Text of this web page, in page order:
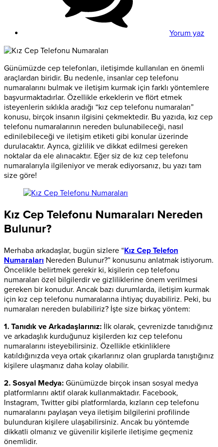
Yorum yaz
Günümüzde cep telefonları, iletişimde kullanılan en önemli
araçlardan biridir. Bu nedenle, insanlar cep telefonu
numaralarını bulmak ve iletişim kurmak için farklı yöntemlere
başvurmaktadırlar. Özellikle erkeklerin ve flört etmek
isteyenlerin sıklıkla aradığı “kız cep telefonu numaraları”
konusu, birçok insanın ilgisini çekmektedir. Bu yazıda, kız cep
telefonu numaralarının nereden bulunabileceği, nasıl
edinilebileceği ve iletişim etiketi gibi konular üzerinde
durulacaktır. Ayrıca, gizlilik ve dikkat edilmesi gereken
noktalar da ele alınacaktır. Eğer siz de kız cep telefonu
numaralarıyla ilgileniyor ve merak ediyorsanız, bu yazı tam
size göre!
Kız Cep Telefonu Numaraları Nereden
Bulunur?
Merhaba arkadaşlar, bugün sizlere “Kız Cep Telefon
Numaraları Nereden Bulunur?” konusunu anlatmak istiyorum.
Öncelikle belirtmek gerekir ki, kişilerin cep telefonu
numaraları özel bilgilerdir ve gizliliklerine önem verilmesi
gereken bir konudur. Ancak bazı durumlarda, iletişim kurmak
için kız cep telefonu numaralarına ihtiyaç duyabiliriz. Peki, bu
numaraları nereden bulabiliriz? İşte size birkaç yöntem:
1. Tanıdık ve Arkadaşlarınız: İlk olarak, çevrenizde tanıdığınız
ve arkadaşlık kurduğunuz kişilerden kız cep telefonu
numaralarını isteyebilirsiniz. Özellikle etkinliklere
katıldığınızda veya ortak çıkarlarınız olan gruplarda tanıştığınız
kişilere ulaşmanız daha kolay olabilir.
2. Sosyal Medya: Günümüzde birçok insan sosyal medya
platformlarını aktif olarak kullanmaktadır. Facebook,
Instagram, Twitter gibi platformlarda, kızların cep telefonu
numaralarını paylaşan veya iletişim bilgilerini profilinde
bulunduran kişilere ulaşabilirsiniz. Ancak bu yöntemde
dikkatli olmanız ve güvenilir kişilerle iletişime geçmeniz
önemlidir.